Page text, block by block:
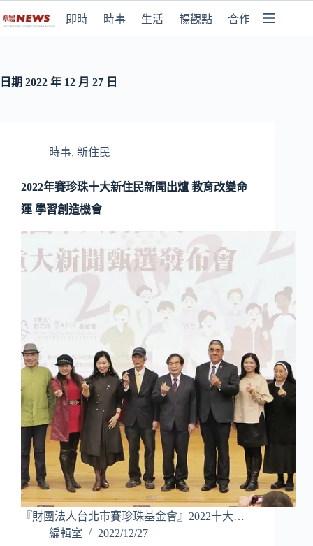
即時 時事 生活 暢觀點 合作媒體
日期 2022 年 12 月 27 日
時事, 新住民
2022年賽珍珠十大新住民新聞出爐 教育改變命
運 學習創造機會
『財團法人台北市賽珍珠基金會』2022十大…
編輯室
2022/12/27